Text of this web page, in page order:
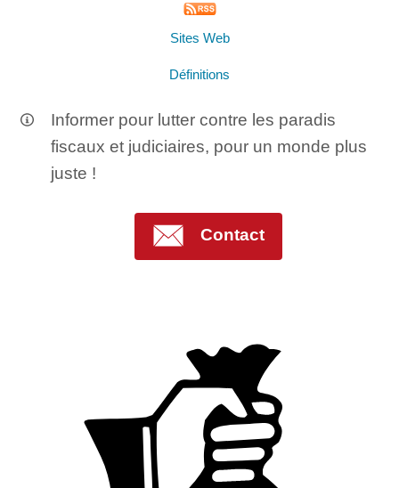
Sites Web
Définitions
Informer pour lutter contre les paradis
fiscaux et judiciaires, pour un monde plus
juste !
Contact